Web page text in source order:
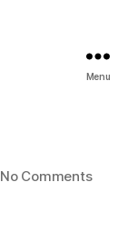
Menu
No Commentson